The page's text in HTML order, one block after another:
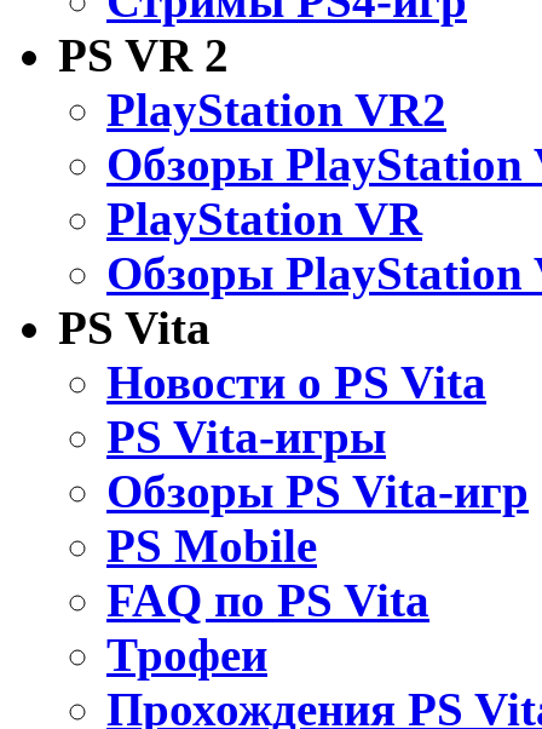
PS VR 2
PlayStation VR2
Обзоры PlayStation
PlayStation VR
Обзоры PlayStation
PS Vita
Новости о PS Vita
PS Vita-игры
Обзоры PS Vita-игр
PS Mobile
FAQ по PS Vita
Трофеи
Прохождения PS